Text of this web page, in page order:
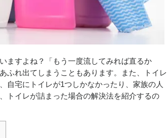
ますよね？「もう一度流してみれば直るか
ふれ出てしまうこともあります。また、トイレ
自宅にトイレが1つしかなかったり、家族の人
トイレが詰まった場合の解決法を紹介するの